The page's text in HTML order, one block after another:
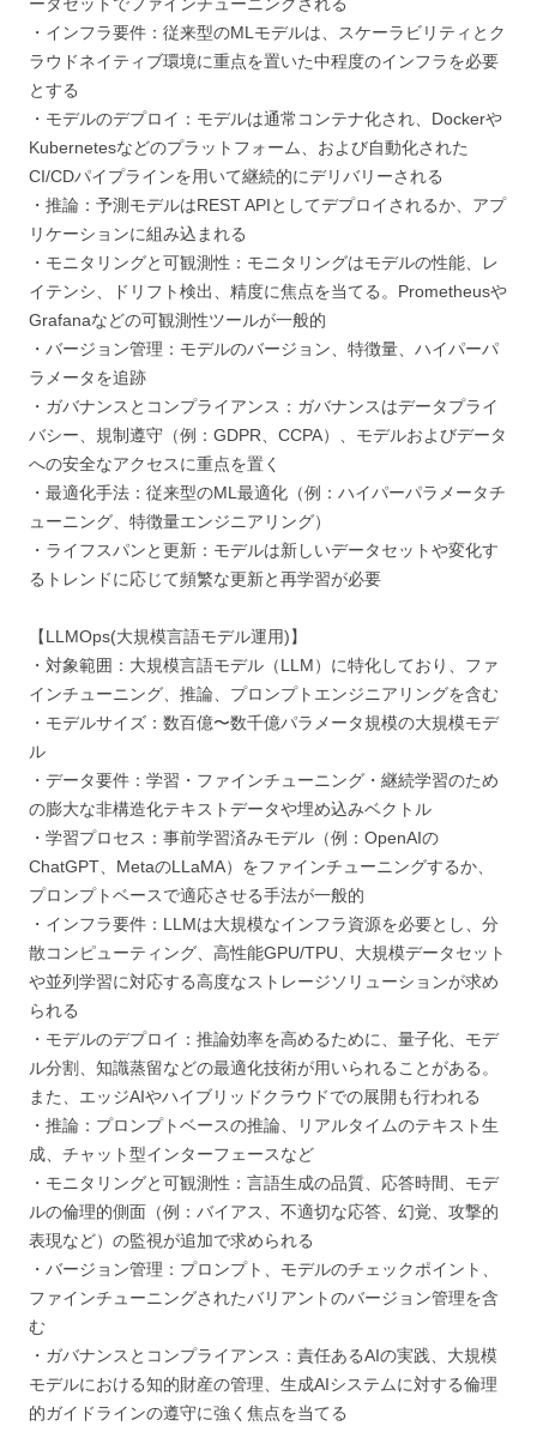
・インフラ要件：従来型のMLモデルは、スケーラビリティとク
ラウドネイティブ環境に重点を置いた中程度のインフラを必要
とする
・モデルのデプロイ：モデルは通常コンテナ化され、Dockerや
Kubernetesなどのプラットフォーム、および自動化された
CI/CDパイプラインを用いて継続的にデリバリーされる
・推論：予測モデルはREST APIとしてデプロイされるか、アプ
リケーションに組み込まれる
・モニタリングと可観測性：モニタリングはモデルの性能、レ
イテンシ、ドリフト検出、精度に焦点を当てる。Prometheusや
Grafanaなどの可観測性ツールが一般的
・バージョン管理：モデルのバージョン、特徴量、ハイパーパ
ラメータを追跡
・ガバナンスとコンプライアンス：ガバナンスはデータプライ
バシー、規制遵守（例：GDPR、CCPA）、モデルおよびデータ
への安全なアクセスに重点を置く
・最適化手法：従来型のML最適化（例：ハイパーパラメータチ
ューニング、特徴量エンジニアリング）
・ライフスパンと更新：モデルは新しいデータセットや変化す
るトレンドに応じて頻繁な更新と再学習が必要
【LLMOps(大規模言語モデル運用)】
・対象範囲：大規模言語モデル（LLM）に特化しており、ファ
インチューニング、推論、プロンプトエンジニアリングを含む
・モデルサイズ：数百億〜数千億パラメータ規模の大規模モデ
ル
・データ要件：学習・ファインチューニング・継続学習のため
の膨大な非構造化テキストデータや埋め込みベクトル
・学習プロセス：事前学習済みモデル（例：OpenAIの
ChatGPT、MetaのLLaMA）をファインチューニングするか、
プロンプトベースで適応させる手法が一般的
・インフラ要件：LLMは大規模なインフラ資源を必要とし、分
散コンピューティング、高性能GPU/TPU、大規模データセット
や並列学習に対応する高度なストレージソリューションが求め
られる
・モデルのデプロイ：推論効率を高めるために、量子化、モデ
ル分割、知識蒸留などの最適化技術が用いられることがある。
また、エッジAIやハイブリッドクラウドでの展開も行われる
・推論：プロンプトベースの推論、リアルタイムのテキスト生
成、チャット型インターフェースなど
・モニタリングと可観測性：言語生成の品質、応答時間、モデ
ルの倫理的側面（例：バイアス、不適切な応答、幻覚、攻撃的
表現など）の監視が追加で求められる
・バージョン管理：プロンプト、モデルのチェックポイント、
ファインチューニングされたバリアントのバージョン管理を含
む
・ガバナンスとコンプライアンス：責任あるAIの実践、大規模
モデルにおける知的財産の管理、生成AIシステムに対する倫理
的ガイドラインの遵守に強く焦点を当てる